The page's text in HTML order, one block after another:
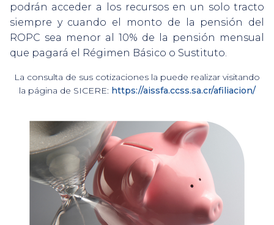
podrán acceder a los recursos en un solo tracto
siempre y cuando el monto de la pensión del
ROPC sea menor al 10% de la pensión mensual
que pagará el Régimen Básico o Sustituto.
La consulta de sus cotizaciones la puede realizar visitando
la página de SICERE: https://aissfa.ccss.sa.cr/afiliacion/